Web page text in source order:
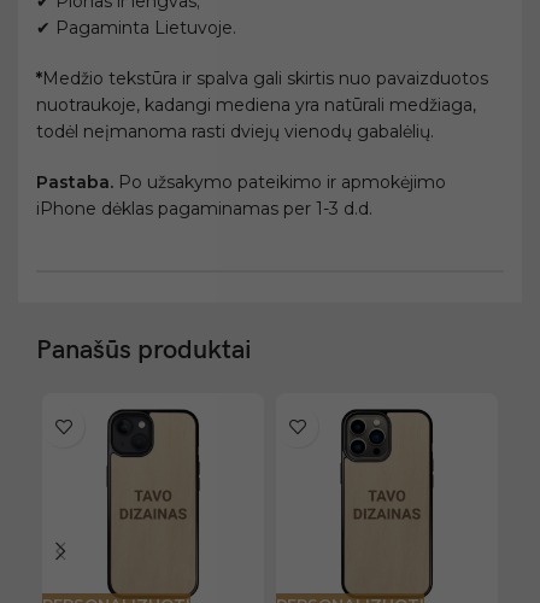
✔ Pagaminta Lietuvoje.
*Medžio tekstūra ir spalva gali skirtis nuo pavaizduotos
nuotraukoje, kadangi mediena yra natūrali medžiaga,
todėl neįmanoma rasti dviejų vienodų gabalėlių.
Pastaba. Po užsakymo pateikimo ir apmokėjimo
iPhone dėklas pagaminamas per 1-3 d.d.
Panašūs produktai